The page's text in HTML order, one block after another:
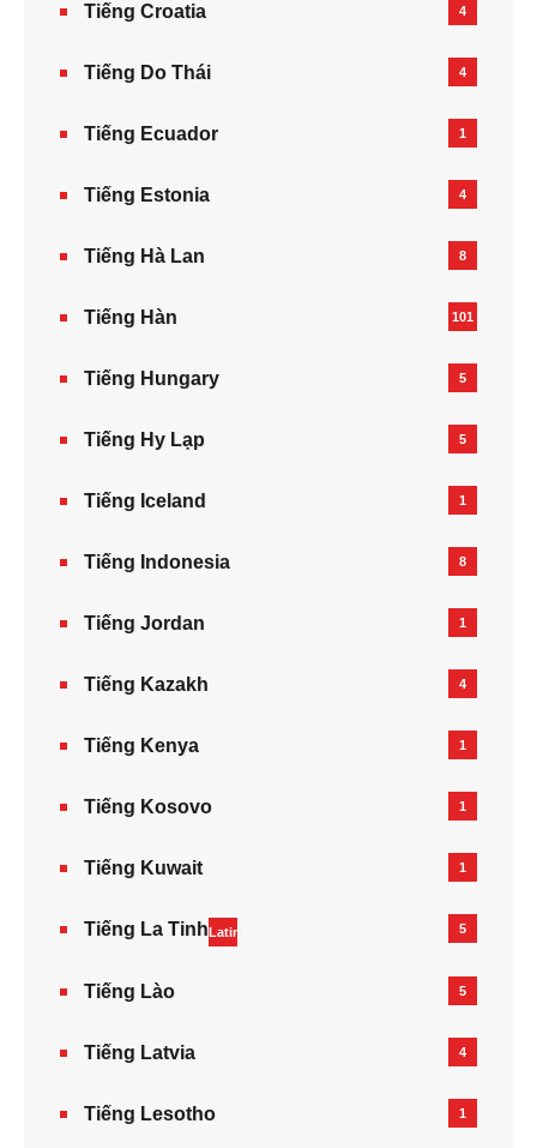
Tiếng Croatia 4
Tiếng Do Thái 4
Tiếng Ecuador 1
Tiếng Estonia 4
Tiếng Hà Lan 8
Tiếng Hàn 101
Tiếng Hungary 5
Tiếng Hy Lạp 5
Tiếng Iceland 1
Tiếng Indonesia 8
Tiếng Jordan 1
Tiếng Kazakh‎ 4
Tiếng Kenya 1
Tiếng Kosovo 1
Tiếng Kuwait 1
Tiếng La TinhLatin 5
Tiếng Lào 5
Tiếng Latvia 4
Tiếng Lesotho 1